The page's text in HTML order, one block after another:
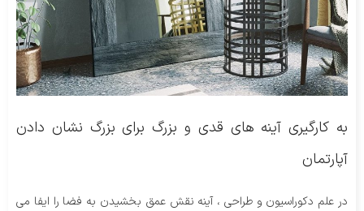
به کارگیری آینه های قدی و بزرگ برای بزرگ نشان دادن
آپارتمان
در علم دکوراسیون و طراحی ، آینه نقش عمق بخشیدن به فضا را ایفا می